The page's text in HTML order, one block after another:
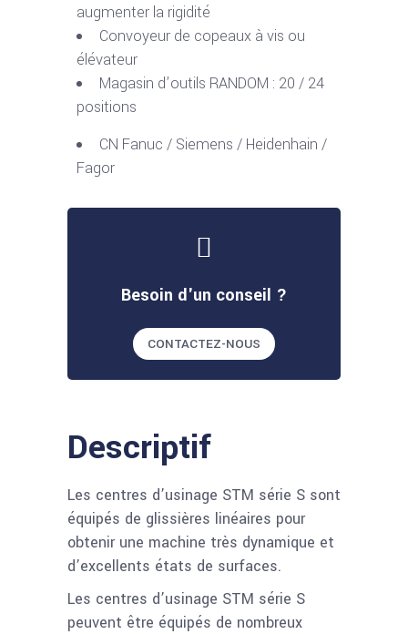
augmenter la rigidité
Convoyeur de copeaux à vis ou
élévateur
Magasin d’outils RANDOM : 20 / 24
positions
CN Fanuc / Siemens / Heidenhain /
Fagor
Besoin d'un conseil ?
CONTACTEZ-NOUS
Descriptif
Les centres d’usinage STM série S sont
équipés de glissières linéaires pour
obtenir une machine très dynamique et
d’excellents états de surfaces.
Les centres d’usinage STM série S
peuvent être équipés de nombreux